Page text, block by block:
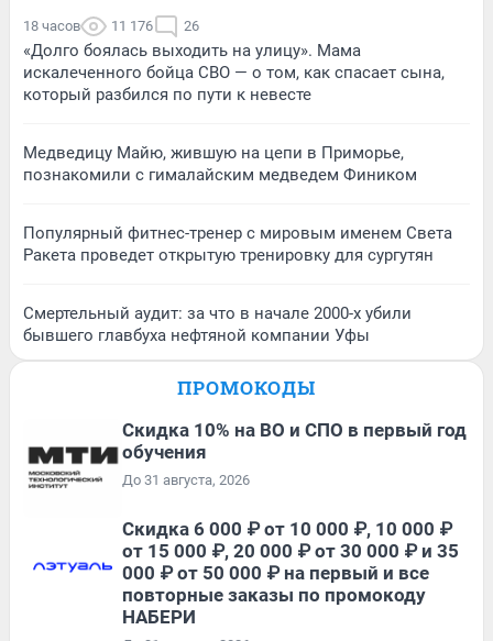
18 часов 11 176 26
«Долго боялась выходить на улицу». Мама
искалеченного бойца СВО — о том, как спасает сына,
который разбился по пути к невесте
Медведицу Майю, жившую на цепи в Приморье,
познакомили с гималайским медведем Фиником
Популярный фитнес-тренер с мировым именем Света
Ракета проведет открытую тренировку для сургутян
Смертельный аудит: за что в начале 2000-х убили
бывшего главбуха нефтяной компании Уфы
ПРОМОКОДЫ
Скидка 10% на ВО и СПО в первый год
обучения
До 31 августа, 2026
Скидка 6 000 ₽ от 10 000 ₽, 10 000 ₽
от 15 000 ₽, 20 000 ₽ от 30 000 ₽ и 35
000 ₽ от 50 000 ₽ на первый и все
повторные заказы по промокоду
НАБЕРИ